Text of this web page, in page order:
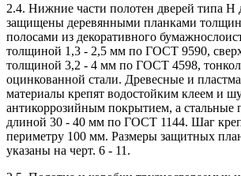
2.4. Нижние части полотен дверей типа
защищены деревянными планками
полосами из декоративного
толщиной 1,3 - 2,5 мм по ГОСТ 9590,
толщиной 3,2 - 4 мм по ГОСТ 4598,
оцинкованной стали. Древесные и
материалы крепят водостойким клеем и
антикоррозийным покрытием, а
длиной 30 - 40 мм по ГОСТ 1144. Шаг
периметру 100 мм. Размеры защитных
указаны на черт. 6 - 11.